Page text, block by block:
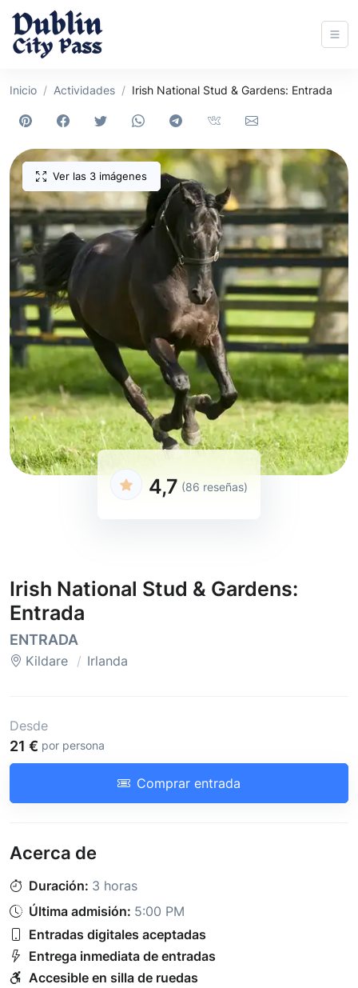
Inicio Actividades Irish National Stud & Gardens: Entrada
Ver las 3 imágenes
4,7 (86 reseñas)
Irish National Stud & Gardens:
Entrada
ENTRADA
Kildare Irlanda
Desde
21 € por persona
Comprar entrada
Acerca de
Duración: 3 horas
Última admisión: 5:00 PM
Entradas digitales aceptadas
Entrega inmediata de entradas
Accesible en silla de ruedas